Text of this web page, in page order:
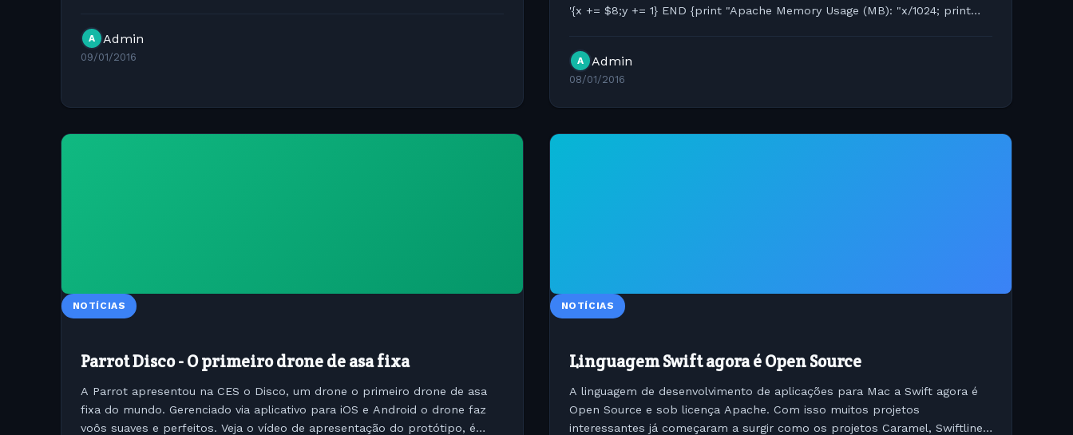
A Admin
09/01/2016
'{x += $8;y += 1} END {print "Apache Memory Usage (MB): "x/1024; print
A Admin
08/01/2016
NOTÍCIAS
Parrot Disco - O primeiro drone de asa fixa
A Parrot apresentou na CES o Disco, um drone o primeiro drone de asa
fixa do mundo. Gerenciado via aplicativo para iOS e Android o drone faz
voôs suaves e perfeitos. Veja o vídeo de apresentação do protótipo, é
NOTÍCIAS
Linguagem Swift agora é Open Source
A linguagem de desenvolvimento de aplicações para Mac a Swift agora é
Open Source e sob licença Apache. Com isso muitos projetos
interessantes já começaram a surgir como os projetos Caramel, Swiftline